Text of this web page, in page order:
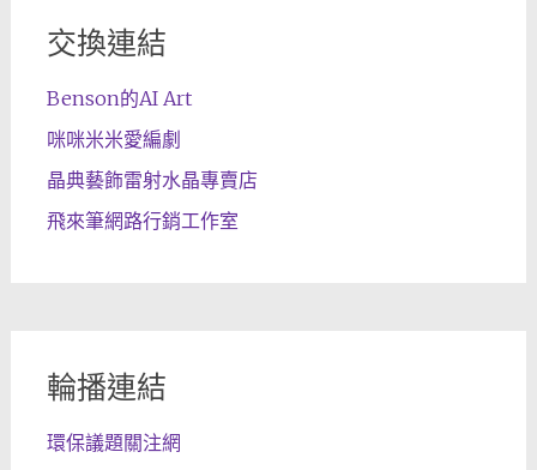
交換連結
Benson的AI Art
咪咪米米愛編劇
晶典藝飾雷射水晶專賣店
飛來筆網路行銷工作室
輪播連結
環保議題關注網